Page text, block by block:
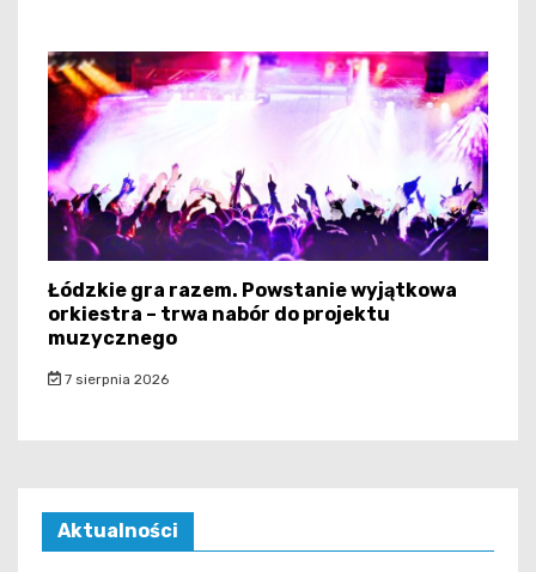
Łódzkie gra razem. Powstanie wyjątkowa
orkiestra – trwa nabór do projektu
muzycznego
7 sierpnia 2026
Aktualności